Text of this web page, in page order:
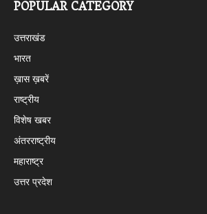
POPULAR CATEGORY
उत्तराखंड
भारत
ख़ास ख़बरें
राष्ट्रीय
विशेष खबर
अंतरराष्ट्रीय
महाराष्ट्र
उत्तर प्रदेश